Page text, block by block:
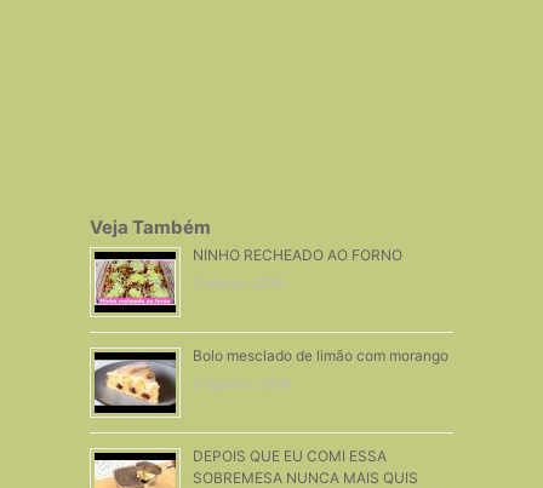
Veja Também
NINHO RECHEADO AO FORNO
3 Março, 2016
Bolo mesclado de limão com morango
3 Agosto, 2018
DEPOIS QUE EU COMI ESSA
SOBREMESA NUNCA MAIS QUIS